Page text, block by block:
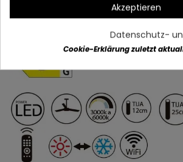
Akzeptieren
Datenschutz-
Cookie-Erklärung zuletzt